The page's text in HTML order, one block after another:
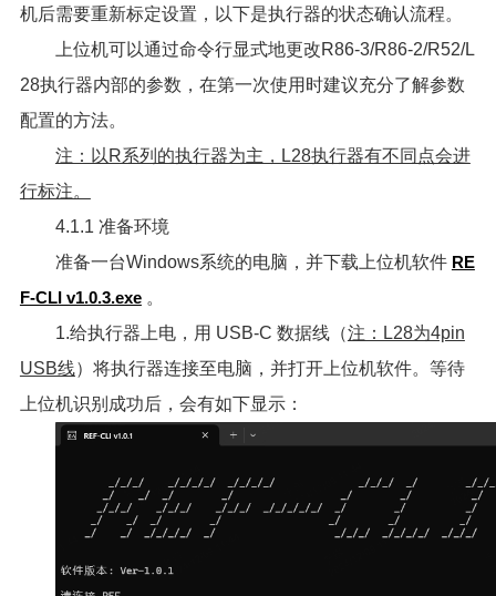
机后需要重新标定设置，以下是执行器的状态确认流程。
上位机可以通过命令行显式地更改R86-3/R86-2/R52/L
28执行器内部的参数，在第一次使用时建议充分了解参数
配置的方法。
注：以R系列的执行器为主，L28执行器有不同点会进
行标注。
4.1.1 准备环境
准备一台Windows系统的电脑，并下载上位机软件 RE
F-CLI v1.0.3.exe。
1.给执行器上电，用 USB-C 数据线（注：L28为4pin
USB线）将执行器连接至电脑，并打开上位机软件。等待
上位机识别成功后，会有如下显示：